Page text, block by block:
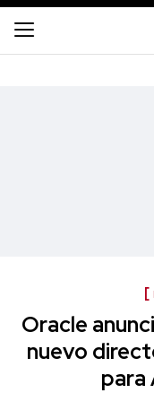
Oracle
nuevo
para